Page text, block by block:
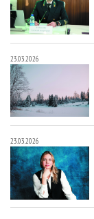
23.03.2026
23.03.2026